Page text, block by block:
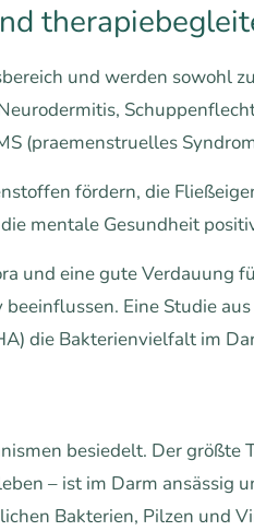
und werden sowohl
(praemenstruelles
fördern, die
mentale Gesundheit
und eine gute Verdauung
Eine Studie
die Bakterienvielfalt im
besiedelt. Der größte
– ist im Darm ansässig
Bakterien, Pilzen und